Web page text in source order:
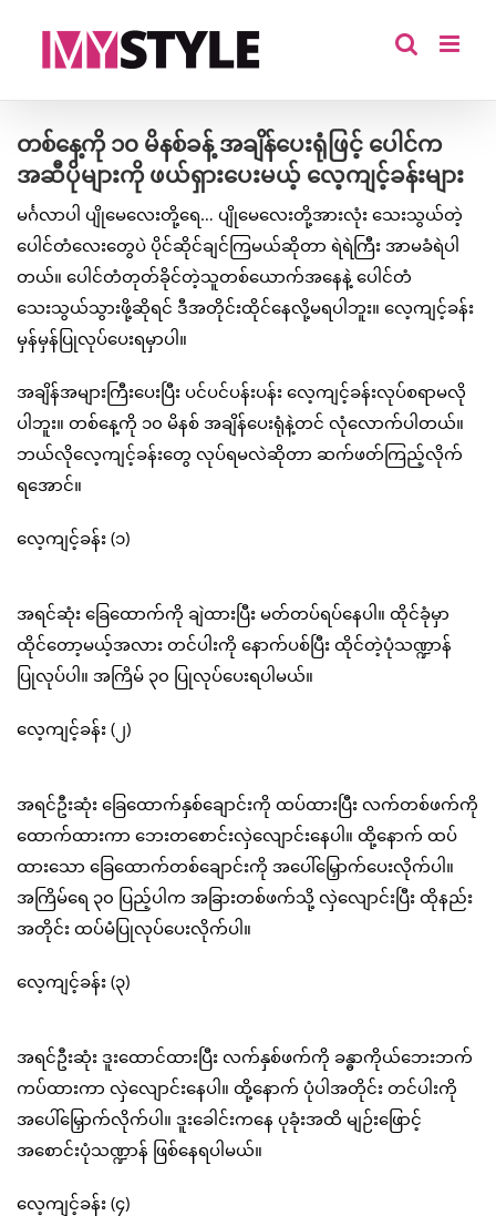
တစ်နေ့ကို ၁၀ မိနစ်ခန့် အချိန်ပေးရုံဖြင့် ပေါင်က
အဆီပိုများကို ဖယ်ရှားပေးမယ့် လေ့ကျင့်ခန်းများ
မင်္ဂလာပါ ပျိုမေလေးတို့ရေ… ပျိုမေလေးတို့အားလုံး သေးသွယ်တဲ့
ပေါင်တံလေးတွေပဲ ပိုင်ဆိုင်ချင်ကြမယ်ဆိုတာ ရဲရဲကြီး အာမခံရဲပါ
တယ်။ ပေါင်တံတုတ်ခိုင်တဲ့သူတစ်ယောက်အနေနဲ့ ပေါင်တံ
သေးသွယ်သွားဖို့ဆိုရင် ဒီအတိုင်းထိုင်နေလို့မရပါဘူး။ လေ့ကျင့်ခန်း
မှန်မှန်ပြုလုပ်ပေးရမှာပါ။
အချိန်အများကြီးပေးပြီး ပင်ပင်ပန်းပန်း လေ့ကျင့်ခန်းလုပ်စရာမလို
ပါဘူး။ တစ်နေ့ကို ၁၀ မိနစ် အချိန်ပေးရုံနဲ့တင် လုံလောက်ပါတယ်။
ဘယ်လိုလေ့ကျင့်ခန်းတွေ လုပ်ရမလဲဆိုတာ ဆက်ဖတ်ကြည့်လိုက်
ရအောင်။
လေ့ကျင့်ခန်း (၁)
အရင်ဆုံး ခြေထောက်ကို ချဲထားပြီး မတ်တပ်ရပ်နေပါ။ ထိုင်ခုံမှာ
ထိုင်တော့မယ့်အလား တင်ပါးကို နောက်ပစ်ပြီး ထိုင်တဲ့ပုံသဏ္ဍာန်
ပြုလုပ်ပါ။ အကြိမ် ၃၀ ပြုလုပ်ပေးရပါမယ်။
လေ့ကျင့်ခန်း (၂)
အရင်ဦးဆုံး ခြေထောက်နှစ်ချောင်းကို ထပ်ထားပြီး လက်တစ်ဖက်ကို
ထောက်ထားကာ ဘေးတစောင်းလှဲလျောင်းနေပါ။ ထို့နောက် ထပ်
ထားသော ခြေထောက်တစ်ချောင်းကို အပေါ်မြှောက်ပေးလိုက်ပါ။
အကြိမ်ရေ ၃၀ ပြည့်ပါက အခြားတစ်ဖက်သို့ လှဲလျောင်းပြီး ထိုနည်း
အတိုင်း ထပ်မံပြုလုပ်ပေးလိုက်ပါ။
လေ့ကျင့်ခန်း (၃)
အရင်ဦးဆုံး ဒူးထောင်ထားပြီး လက်နှစ်ဖက်ကို ခန္ဓာကိုယ်ဘေးဘက်
ကပ်ထားကာ လှဲလျောင်းနေပါ။ ထို့နောက် ပုံပါအတိုင်း တင်ပါးကို
အပေါ်မြှောက်လိုက်ပါ။ ဒူးခေါင်းကနေ ပုခုံးအထိ မျဉ်းဖြောင့်
အစောင်းပုံသဏ္ဍာန် ဖြစ်နေရပါမယ်။
လေ့ကျင့်ခန်း (၄)